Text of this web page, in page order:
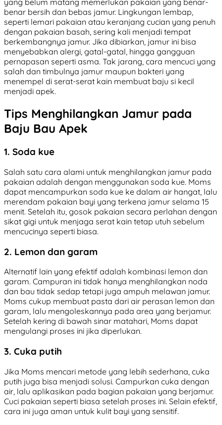
yang belum matang memerlukan pakaian yang benar-
benar bersih dan bebas jamur. Lingkungan lembap,
seperti lemari pakaian atau keranjang cucian yang penuh
dengan pakaian basah, sering kali menjadi tempat
berkembangnya jamur. Jika dibiarkan, jamur ini bisa
menyebabkan alergi, gatal-gatal, hingga gangguan
pernapasan seperti asma. Tak jarang, cara mencuci yang
salah dan timbulnya jamur maupun bakteri yang
menempel di serat-serat kain membuat baju si kecil
menjadi apek.
Tips Menghilangkan Jamur pada
Baju Bau Apek
1. Soda kue
Salah satu cara alami untuk menghilangkan jamur pada
pakaian adalah dengan menggunakan soda kue. Moms
dapat mencampurkan soda kue ke dalam air hangat, lalu
merendam pakaian bayi yang terkena jamur selama 15
menit. Setelah itu, gosok pakaian secara perlahan dengan
sikat gigi untuk menjaga serat kain tetap utuh sebelum
mencucinya seperti biasa.
2. Lemon dan garam
Alternatif lain yang efektif adalah kombinasi lemon dan
garam. Campuran ini tidak hanya menghilangkan noda
dan bau tidak sedap tetapi juga ampuh melawan jamur.
Moms cukup membuat pasta dari air perasan lemon dan
garam, lalu mengoleskannya pada area yang berjamur.
Setelah kering di bawah sinar matahari, Moms dapat
mengulangi proses ini jika diperlukan.
3. Cuka putih
Jika Moms mencari metode yang lebih sederhana, cuka
putih juga bisa menjadi solusi. Campurkan cuka dengan
air, lalu aplikasikan pada bagian pakaian yang berjamur.
Cuci pakaian seperti biasa setelah proses ini. Selain efektif,
cara ini juga aman untuk kulit bayi yang sensitif.